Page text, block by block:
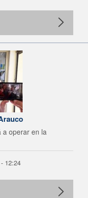
a operar en la
12:24